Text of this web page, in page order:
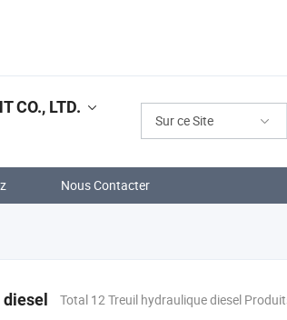
Sur ce Site
CO., LTD.
Nous Contacter
Total 12 Treuil hydraulique diesel